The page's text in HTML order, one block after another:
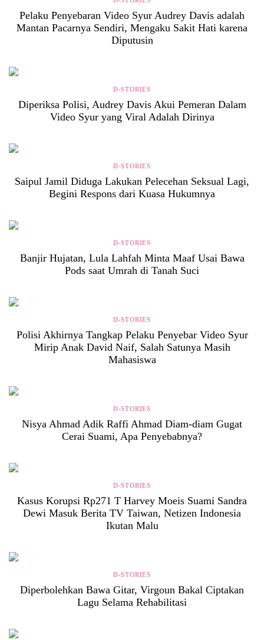
Pelaku Penyebaran Video Syur Audrey Davis adalah
Mantan Pacarnya Sendiri, Mengaku Sakit Hati karena
Diputusin
D-STORIES
Diperiksa Polisi, Audrey Davis Akui Pemeran Dalam
Video Syur yang Viral Adalah Dirinya
D-STORIES
Saipul Jamil Diduga Lakukan Pelecehan Seksual Lagi,
Begini Respons dari Kuasa Hukumnya
D-STORIES
Banjir Hujatan, Lula Lahfah Minta Maaf Usai Bawa
Pods saat Umrah di Tanah Suci
D-STORIES
Polisi Akhirnya Tangkap Pelaku Penyebar Video Syur
Mirip Anak David Naif, Salah Satunya Masih
Mahasiswa
D-STORIES
Nisya Ahmad Adik Raffi Ahmad Diam-diam Gugat
Cerai Suami, Apa Penyebabnya?
D-STORIES
Kasus Korupsi Rp271 T Harvey Moeis Suami Sandra
Dewi Masuk Berita TV Taiwan, Netizen Indonesia
Ikutan Malu
D-STORIES
Diperbolehkan Bawa Gitar, Virgoun Bakal Ciptakan
Lagu Selama Rehabilitasi